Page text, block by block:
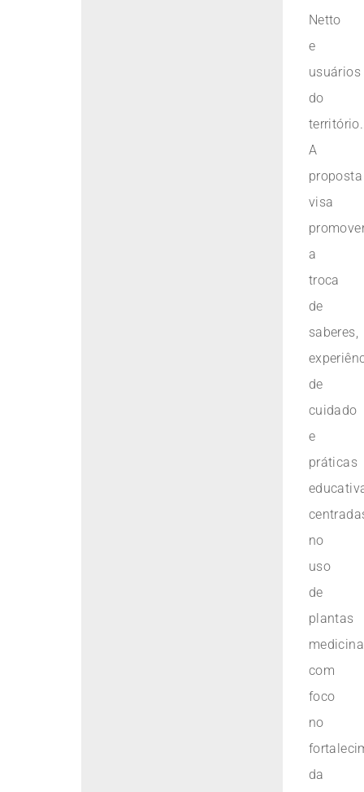
Netto
e
usuários
do
território.
A
proposta
visa
a
troca
de
saberes,
de
cuidado
e
práticas
no
uso
de
plantas
com
foco
no
da